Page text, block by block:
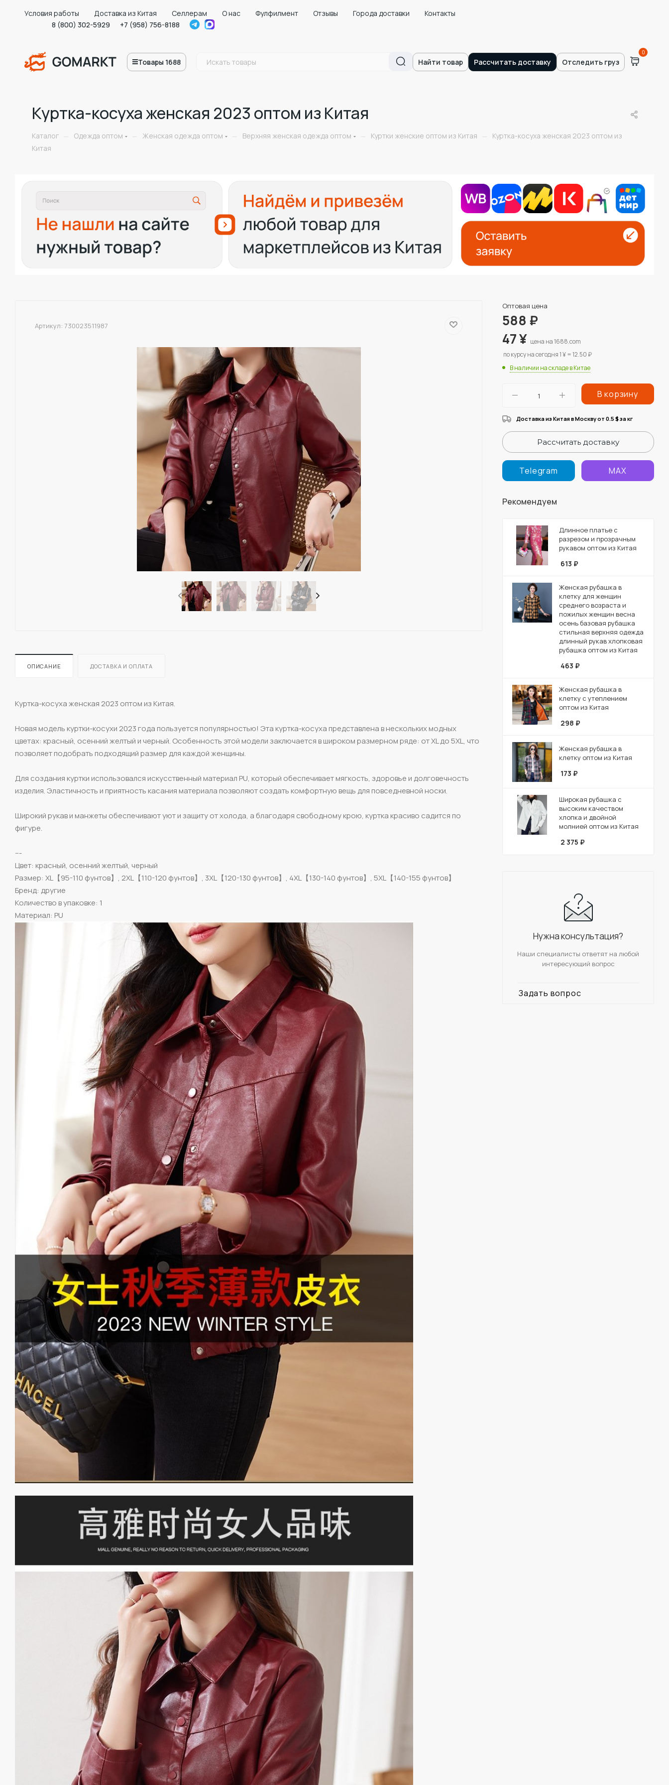
Условия работы Доставка из Китая Селлерам О нас Фулфилмент Отзывы Города доставки
Контакты
8 (800) 302-5929
+7 (958) 756-8188
Товары 1688 Найти товар Рассчитать доставку Отследить груз
0
Куртка-косуха женская 2023 оптом из Китая
Каталог — Одежда оптом — Женская одежда оптом — Верхняя женская одежда оптом — Куртки женские оптом из Китая —
Куртка-косуха женская 2023 оптом из
Китая
Артикул: 730023511987
ОПИСАНИЕ ДОСТАВКА И ОПЛАТА
Куртка-косуха женская 2023 оптом из Китая.
Новая модель куртки-косухи 2023 года пользуется популярностью! Эта куртка-косуха представлена в нескольких модных
цветах: красный, осенний желтый и черный. Особенность этой модели заключается в широком размерном ряде: от XL до 5XL, что
позволяет подобрать подходящий размер для каждой женщины.
Для создания куртки использовался искусственный материал PU, который обеспечивает мягкость, здоровье и долговечность
изделия. Эластичность и приятность касания материала позволяют создать комфортную вещь для повседневной носки.
Широкий рукав и манжеты обеспечивают уют и защиту от холода, а благодаря свободному крою, куртка красиво садится по
фигуре.
---
Цвет: красный, осенний желтый, черный
Размер: XL【95-110 фунтов】, 2XL【110-120 фунтов】, 3XL【120-130 фунтов】, 4XL【130-140 фунтов】, 5XL【140-155 фунтов】
Бренд: другие
Количество в упаковке: 1
Материал: PU
Оптовая цена
588 ₽
47¥ цена на 1688.com
по курсу на сегодня 1 ¥ = 12.50 ₽
В наличии на складе в Китае
В корзину
Доставка из Китая в Москву от 0.5 $за кг
Рассчитать доставку
Telegram MAX
Рекомендуем
Длинное платье с
разрезом и прозрачным
рукавом оптом из Китая
613 ₽
Женская рубашка в
клетку для женщин
среднего возраста и
пожилых женщин весна
осень базовая рубашка
стильная верхняя одежда
длинный рукав хлопковая
рубашка оптом из Китая
463 ₽
Женская рубашка в
клетку с утеплением
оптом из Китая
298 ₽
Женская рубашка в
клетку оптом из Китая
173 ₽
Широкая рубашка с
высоким качеством
хлопка и двойной
молнией оптом из Китая
2 375 ₽
Нужна консультация?
Наши специалисты ответят на любой
интересующий вопрос
Задать вопрос